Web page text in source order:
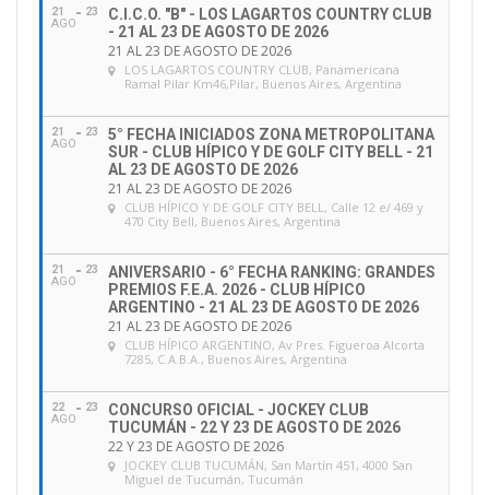
21
AGO
23
C.I.C.O. "B" - LOS LAGARTOS COUNTRY CLUB
- 21 AL 23 DE AGOSTO DE 2026
21 AL 23 DE AGOSTO DE 2026
LOS LAGARTOS COUNTRY CLUB, Panamericana
Ramal Pilar Km46,Pilar, Buenos Aires, Argentina
21
AGO
23
5° FECHA INICIADOS ZONA METROPOLITANA
SUR - CLUB HÍPICO Y DE GOLF CITY BELL - 21
AL 23 DE AGOSTO DE 2026
21 AL 23 DE AGOSTO DE 2026
CLUB HÍPICO Y DE GOLF CITY BELL, Calle 12 e/ 469 y
470 City Bell, Buenos Aires, Argentina
21
AGO
23
ANIVERSARIO - 6° FECHA RANKING: GRANDES
PREMIOS F.E.A. 2026 - CLUB HÍPICO
ARGENTINO - 21 AL 23 DE AGOSTO DE 2026
21 AL 23 DE AGOSTO DE 2026
CLUB HÍPICO ARGENTINO, Av Pres. Figueroa Alcorta
7285, C.A.B.A., Buenos Aires, Argentina
22
AGO
23
CONCURSO OFICIAL - JOCKEY CLUB
TUCUMÁN - 22 Y 23 DE AGOSTO DE 2026
22 Y 23 DE AGOSTO DE 2026
JOCKEY CLUB TUCUMÁN, San Martín 451, 4000 San
Miguel de Tucumán, Tucumán